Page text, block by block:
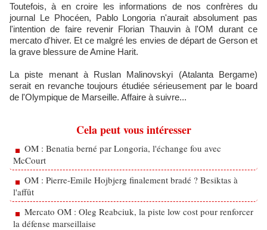
Toutefois, à en croire les informations de nos confrères du
journal Le Phocéen, Pablo Longoria n'aurait absolument pas
l'intention de faire revenir Florian Thauvin à l'OM durant ce
mercato d'hiver. Et ce malgré les envies de départ de Gerson et
la grave blessure de Amine Harit.
La piste menant à Ruslan Malinovskyi (Atalanta Bergame)
serait en revanche toujours étudiée sérieusement par le board
de l'Olympique de Marseille. Affaire à suivre...
Cela peut vous intéresser
OM : Benatia berné par Longoria, l'échange fou avec
McCourt
OM : Pierre-Emile Hojbjerg finalement bradé ? Besiktas à
l'affût
Mercato OM : Oleg Reabciuk, la piste low cost pour renforcer
la défense marseillaise